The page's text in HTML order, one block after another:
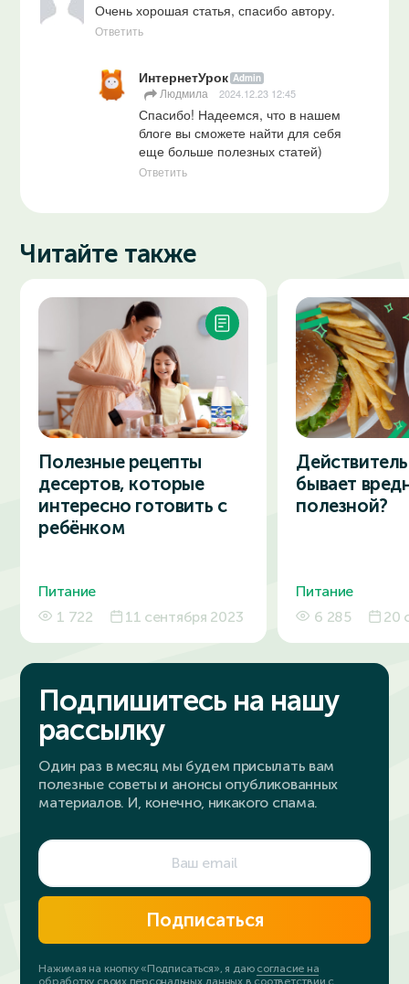
Очень хорошая статья, спасибо автору.
Ответить
ИнтернетУрок Admin
Людмила 2024.12.23 12:45
Спасибо! Надеемся, что в нашем
блоге вы сможете найти для себя
еще больше полезных статей)
Ответить
Читайте также
Полезные рецепты
десертов, которые
интересно готовить с
ребёнком
Питание
1 722
11 сентября 2023
бывает
полезной?
Питание
6 285
20
Подпишитесь на нашу
рассылку
Один раз в месяц мы будем присылать вам
полезные советы и анонсы опубликованных
материалов. И, конечно, никакого спама.
Подписаться
Нажимая на кнопку «Подписаться», я даю согласие на
обработку своих персональных данных в соответствии с